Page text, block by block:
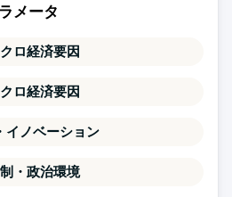
メータ
ロ経済要因
ロ経済要因
イノベーション
・政治環境